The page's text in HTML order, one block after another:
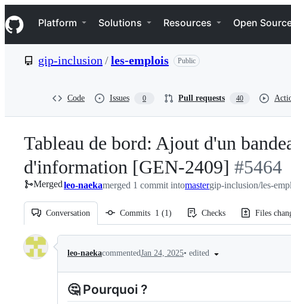
k
i
p
e
Navigation Menu
Platform Solutions Resources Open
gip-inclusion /les-emplois Public
Code Issues 0 Pull requests 40
Tableau de bord: Ajout d'un
d'information [GEN-2409] -
#5464
#5464
Mergedleo-naekamerged 1 commit intomastergip-inclusion/les-
Conversation Commits 1 (1) Checks Files
Conversation
leo-naekacommentedJan 24, 2025• edited
🤔 Pourquoi ?